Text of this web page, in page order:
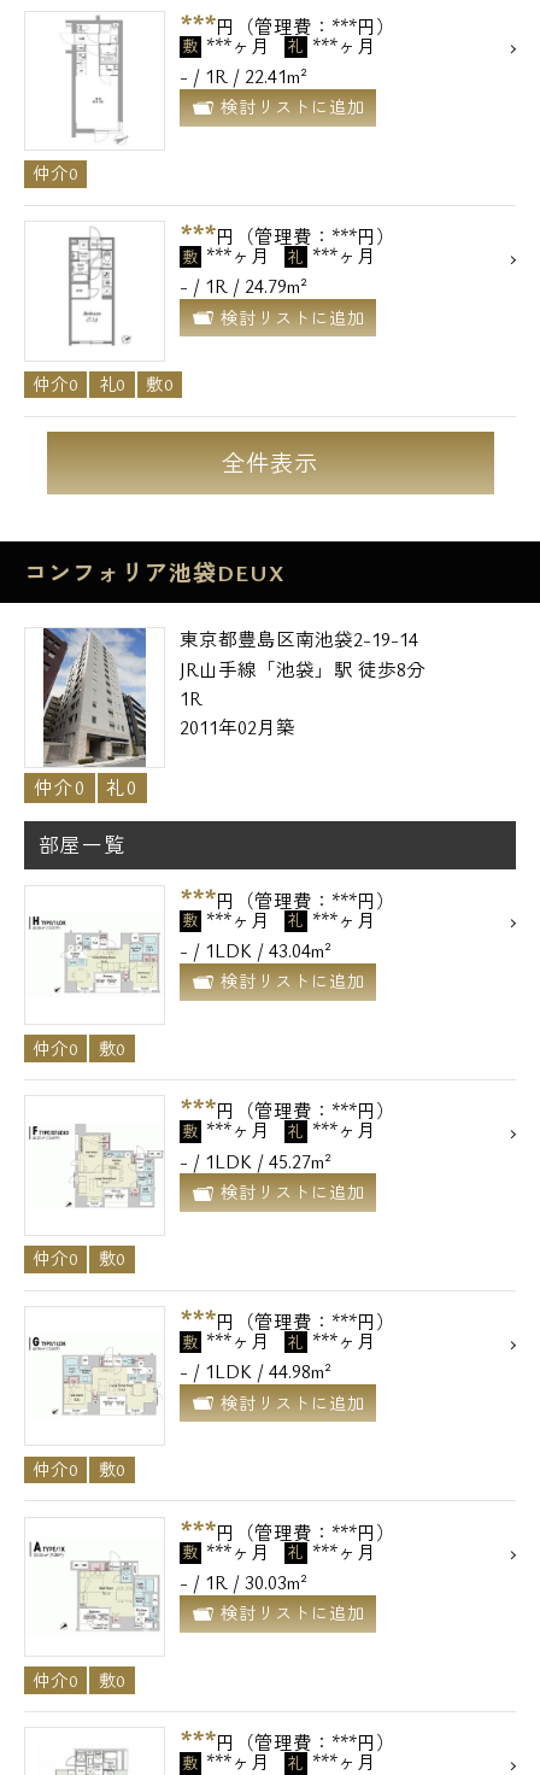
***円（管理費：***円）
敷 ***ヶ月 礼 ***ヶ月
- / 1R / 22.41m²
検討リストに追加
仲介0
***円（管理費：***円）
敷 ***ヶ月 礼 ***ヶ月
- / 1R / 24.79m²
検討リストに追加
仲介0 礼0 敷0
全件表示
コンフォリア池袋DEUX
東京都豊島区南池袋2-19-14
JR山手線「池袋」駅 徒歩8分
1R
2011年02月築
仲介0 礼0
部屋一覧
***円（管理費：***円）
敷 ***ヶ月 礼 ***ヶ月
- / 1LDK / 43.04m²
検討リストに追加
仲介0 敷0
***円（管理費：***円）
敷 ***ヶ月 礼 ***ヶ月
- / 1LDK / 45.27m²
検討リストに追加
仲介0 敷0
***円（管理費：***円）
敷 ***ヶ月 礼 ***ヶ月
- / 1LDK / 44.98m²
検討リストに追加
仲介0 敷0
***円（管理費：***円）
敷 ***ヶ月 礼 ***ヶ月
- / 1R / 30.03m²
検討リストに追加
仲介0 敷0
***円（管理費：***円）
敷 ***ヶ月 礼 ***ヶ月